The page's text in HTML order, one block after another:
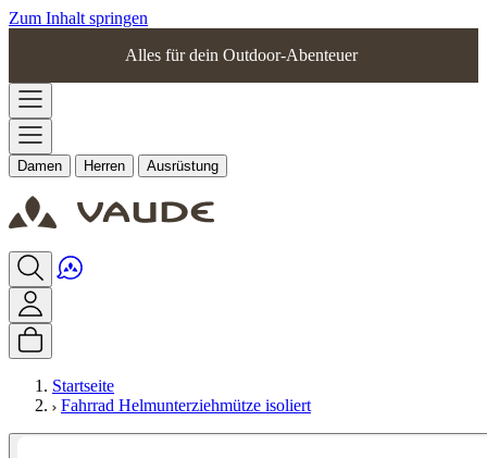
Zum Inhalt springen
Alles für dein Outdoor-Abenteuer
Damen Herren Ausrüstung
Startseite
Fahrrad Helmunterziehmütze isoliert